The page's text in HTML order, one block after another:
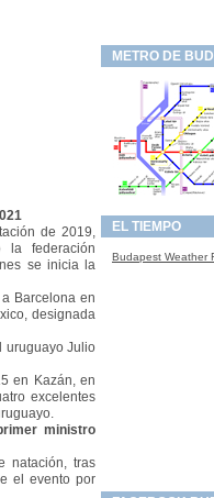
de 2019,
la federación
se inicia la
Barcelona en
designada
uruguayo Julio
en Kazán, en
excelentes
ministro
natación, tras
el evento por
METRO DE
EL TIEMPO
Budapest Weather